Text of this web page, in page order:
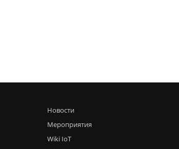
Новости
Мероприятия
Wiki IoT